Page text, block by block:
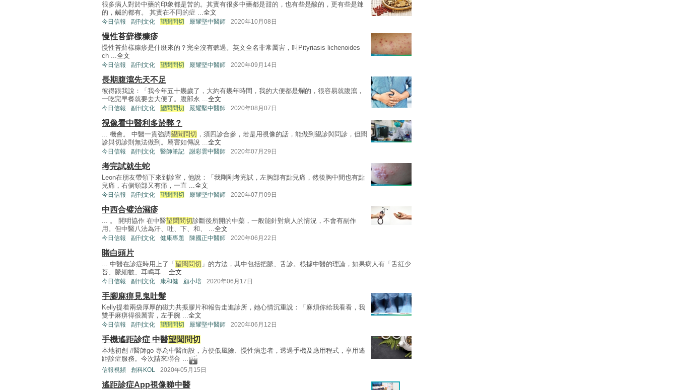
很多病人對於中藥的印象都是苦的。其實有很多中藥都是甜的，也有些是酸的，更有些是辣
的，鹹的都有。 其實在不同的症 ...全文
今日信報 副刊文化 望聞問切 嚴耀堅中醫師 2020年10月08日
慢性苔蘚樣糠疹
慢性苔蘚樣糠疹是什麼來的？完全沒有聽過。英文全名非常厲害，叫Pityriasis lichenoides
ch ...全文
今日信報 副刊文化 望聞問切 嚴耀堅中醫師 2020年09月14日
長期腹瀉先天不足
彼得跟我說：「我今年五十幾歲了，大約有幾年時間，我的大便都是爛的，很容易就腹瀉，
一吃完早餐就要去大便了。腹部永 ...全文
今日信報 副刊文化 望聞問切 嚴耀堅中醫師 2020年08月07日
視像看中醫利多於弊？
... 機會。 中醫一貫強調望聞問切 ，須四診合參，若是用視像的話，能做到望診與問診，但聞
診與切診則無法做到。厲害如傳說 ...全文
今日信報 副刊文化 醫師筆記 謝彩雲中醫師 2020年07月29日
考完試就生蛇
Leon在朋友帶領下來到診室，他說：「我剛剛考完試，左胸部有點兒痛，然後胸中間也有點
兒痛，右側頸部又有痛，一直 ...全文
今日信報 副刊文化 望聞問切 嚴耀堅中醫師 2020年07月09日
中西合璧治濕疹
... 。 開明協作 在中醫望聞問切診斷後所開的中藥，一般能針對病人的情況，不會有副作
用。但中醫八法為汗、吐、下、和、 ...全文
今日信報 副刊文化 健康專題 陳國正中醫師 2020年06月22日
賭白頭片
... 中醫在診症時用上了「 望聞問切 」的方法，其中包括把脈、舌診。根據中醫的理論，如果病人有「舌紅少
苔、脈細數、耳鳴耳 ...全文
今日信報 副刊文化 康和健 顧小培 2020年06月17日
手腳麻痹見鬼吐髮
Kelly提着兩袋厚厚的磁力共振膠片和報告走進診所，她心情沉重說：「麻煩你給我看看，我
雙手麻痹得很厲害，左手腕 ...全文
今日信報 副刊文化 望聞問切 嚴耀堅中醫師 2020年06月12日
手機遙距診症 中醫望聞問切
本地初創 #醫師go 專為中醫而設，方便低風險、慢性病患者，透過手機及應用程式，享用遙
距診症服務。今次請來聯合 ...
信報視頻 創科KOL 2020年05月15日
遙距診症App視像睇中醫